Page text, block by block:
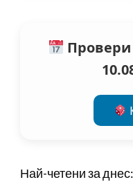
Провери
Най-четени за днес: